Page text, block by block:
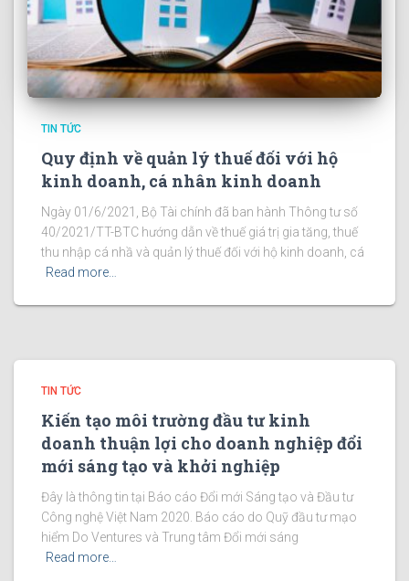
TIN TỨC
Quy định về quản lý thuế đối với hộ
kinh doanh, cá nhân kinh doanh
Ngày 01/6/2021, Bộ Tài chính đã ban hành Thông tư số
40/2021/TT-BTC hướng dẫn về thuế giá trị gia tăng, thuế
thu nhập cá nhầ và quản lý thuế đối với hộ kinh doanh, cá
Read more…
TIN TỨC
Kiến tạo môi trường đầu tư kinh
doanh thuận lợi cho doanh nghiệp đổi
mới sáng tạo và khởi nghiệp
Đây là thông tin tại Báo cáo Đổi mới Sáng tạo và Đầu tư
Công nghệ Việt Nam 2020. Báo cáo do Quỹ đầu tư mạo
hiểm Do Ventures và Trung tâm Đổi mới sáng
Read more…